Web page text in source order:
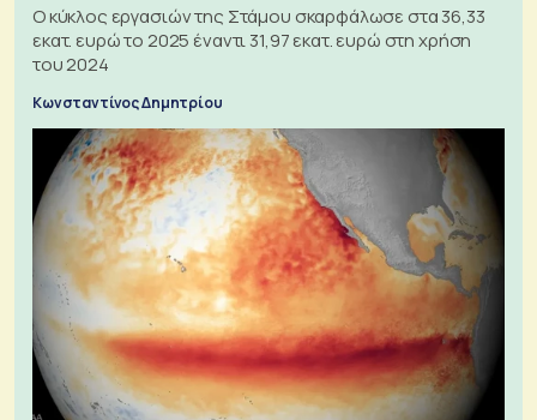
Ο κύκλος εργασιών της Στάμου σκαρφάλωσε στα 36,33
εκατ. ευρώ το 2025 έναντι 31,97 εκατ. ευρώ στη χρήση
του 2024
Κωνσταντίνος Δημητρίου